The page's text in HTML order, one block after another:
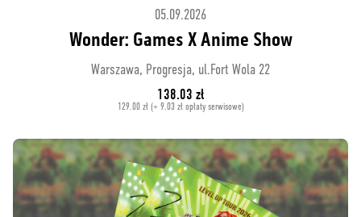
05.09.2026
Wonder: Games X Anime Show
Warszawa, Progresja, ul.Fort Wola 22
138.03 zł
129.00 zł (+ 9.03 zł opłaty serwisowe)